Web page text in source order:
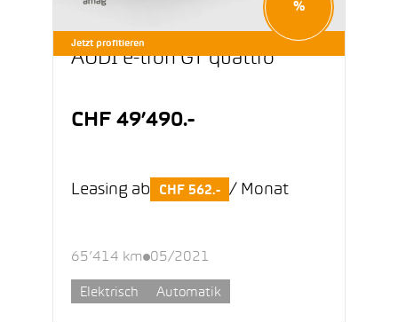
Jetzt profitieren
%
AUDI e-tron GT quattro
CHF 49’490.-
Leasing ab CHF 562.- / Monat
65’414 km 05/2021
Elektrisch Automatik